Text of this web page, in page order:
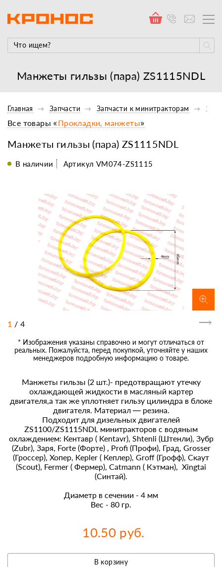
Манжеты гильзы (пара) ZS1115NDL
Главная Запчасти Запчасти к минитракторам
Манжеты гильзы (пара) ZS1115NDL
Все товары «Прокладки, манжеты»
В наличии Артикул VM074-ZS1115
1 / 4
* Изображения указаны справочно и могут отличаться от
реальных. Пожалуйста, перед покупкой, уточняйте у наших
менеджеров подробную информацию о товаре.
Манжеты гильзы (2 шт.)- предотвращают утечку
охлаждающей жидкости в масляный картер
двигателя,а так же уплотняет гильзу цилиндра в блоке
двигателя. Материал — резина.
Подходит для дизельных двигателей
ZS1100/ZS1115NDL минитракторов с водяным
охлаждением: Кентавр ( Kentavr), Shtenli (Штенли), Зубр
(Zubr), Заря, Forte (Форте) , Profi (Профи), Град, Grosser
(Гроссер), Хопер, Kepler ( Кеплер), Groff (Грофф), Скаут
(Scout), Fermer ( Фермер), Catmann ( Кэтман), Xingtai
(Синтай).
Диаметр в сечении - 4 мм
Вес - 80 гр.
10.50 руб.
В корзину